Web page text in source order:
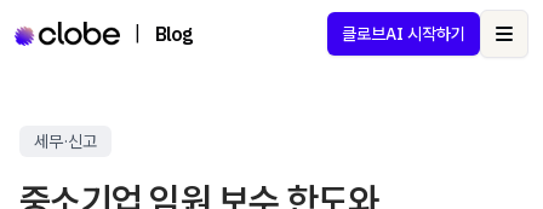
Blog 클로브AI 시작하기
세무·신고